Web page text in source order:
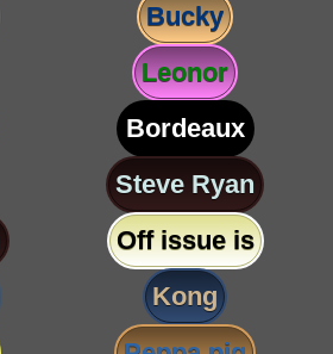
Bucky
Leonor
Bordeaux
Steve Ryan
Off issue is
Kong